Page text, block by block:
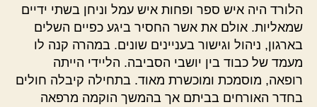
הלורד היה איש ספר ופחות איש עמל וניחן בשתי ידיים
שמאליות. אולם את אשר החסיר ביגע כפיים השלים
בארגון, ניהול וגישור בעניינים שונים. במהרה קנה לו
מעמד של כבוד בין יושבי הסביבה. הליידי הייתה
רופאה, מוסמכת ומוכשרת מאוד. בתחילה קיבלה חולים
בחדר האורחים בביתם אך בהמשך הוקמה מרפאה